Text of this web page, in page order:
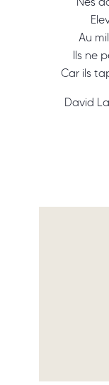
Au
Ils ne
Car ils
David